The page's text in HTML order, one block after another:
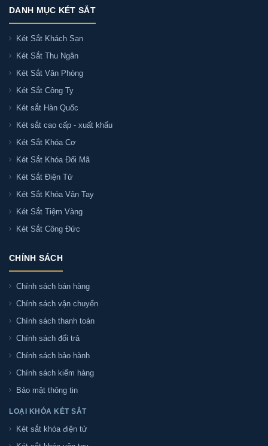
— được thiết kế với lớp bột + bê tông chữa cháy
và thân thép nguyên khối, giúp bảo vệ tài sản,
giấy tờ phòng khi xảy ra hoả hoạn.
Két sắt Bofa model BJ-70LJ giá bao nhiêu?
Két sắt Bofa model BJ-70LJ có màu gì?
bao nhiêu?
Két sắt Bofa model BJ-70LJ có dễ sử dụng
không?
lâu?
Hết pin Két sắt Bofa model BJ-70LJ có mở khóa
được không?
đình không?
Két sắt Bofa model BJ-70LJ có sẵn ở Sài Gòn
không?
DANH MỤC KÉT SẮT
Két Sắt Khách Sạn
Két Sắt Thu Ngân
Két Sắt Văn Phòng
Két Sắt Công Ty
Két sắt Hàn Quốc
Két sắt cao cấp - xuất khẩu
Két Sắt Khóa Cơ
Két Sắt Khóa Đổi Mã
Két Sắt Điện Tử
Két Sắt Khóa Vân Tay
Két Sắt Tiệm Vàng
Két Sắt Công Đức
CHÍNH SÁCH
Chính sách bán hàng
Chính sách vận chuyển
Chính sách thanh toán
Chính sách đổi trả
Chính sách bảo hành
Chính sách kiểm hàng
Bảo mật thông tin
LOẠI KHÓA KÉT SẮT
Két sắt khóa điện tử